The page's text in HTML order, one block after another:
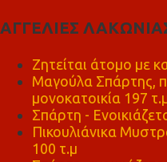
ΑΓΓΕΛΙΕΣ
Ζητείται άτομο με
Μαγούλα Σπάρτης,
μονοκατοικία 197
Σπάρτη -
Πικουλιάνικα
100 τ.μ